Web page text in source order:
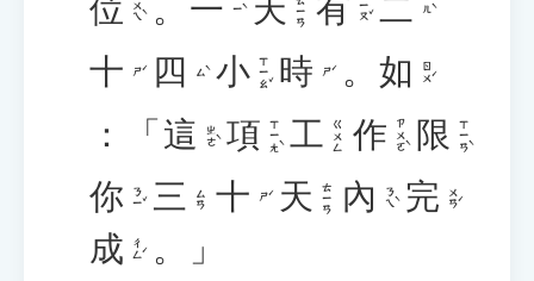
位 ㄨㄟˋ 。 一 ㄧˋ 天 ㄊㄧㄢ 有 ㄧㄡˇ 二 ㄦˋ
十 ㄕˊ 四 ㄙˋ 小 ㄒㄧㄠˇ 時 ㄕˊ 。 如 ㄖㄨˊ
：「 這 ㄓㄜˋ 項 ㄒㄧㄤˋ 工 ㄍㄨㄥ 作 ㄗㄨㄛˋ 限 ㄒㄧㄢˋ
你 ㄋㄧˇ 三 ㄙㄢ 十 ㄕˊ 天 ㄊㄧㄢ 內 ㄋㄟˋ 完 ㄨㄢˊ
成 ㄔㄥˊ 。」